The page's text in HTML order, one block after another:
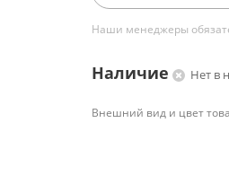
Наши менеджеры
Наличие Нет в
Внешний вид и цвет